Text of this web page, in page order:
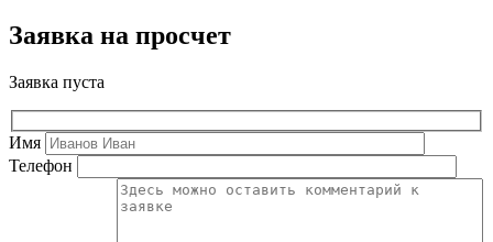
Заявка на просчет
Заявка пуста
Имя
Телефон